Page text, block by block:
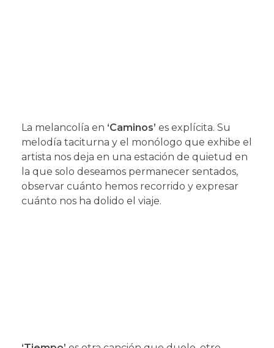
La melancolía en ‘Caminos’ es explícita. Su
melodía taciturna y el monólogo que exhibe el
artista nos deja en una estación de quietud en
la que solo deseamos permanecer sentados,
observar cuánto hemos recorrido y expresar
cuánto nos ha dolido el viaje.